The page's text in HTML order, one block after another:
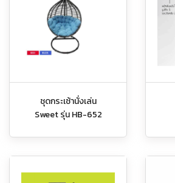
ชุดกระเช้านั่งเล่น
Sweet รุ่น HB-652